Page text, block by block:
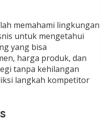
memahami lingkungan
untuk mengetahui
yang bisa
harga produk, dan
tanpa kehilangan
langkah kompetitor